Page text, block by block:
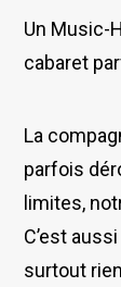
Un Music-
cabaret
La
parfois
limites,
C’est
surtout